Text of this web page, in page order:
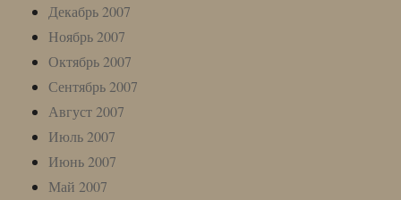
Декабрь 2007
Ноябрь 2007
Октябрь 2007
Сентябрь 2007
Август 2007
Июль 2007
Июнь 2007
Май 2007